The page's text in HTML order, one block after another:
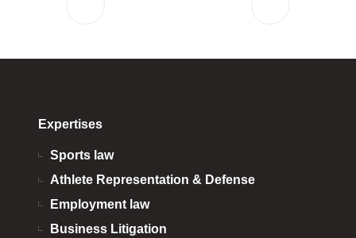
Expertises
Sports law
Athlete Representation & Defense
Employment law
Business Litigation